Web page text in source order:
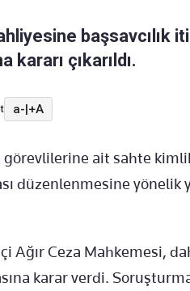
başsavcılık
çıkarıldı.
a-|+A
görevlilerine ait sahte
düzenlenmesine yönelik
Ağır Ceza Mahkemesi,
karar verdi.